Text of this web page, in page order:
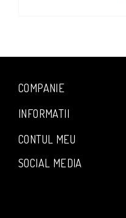
COMPANIE
INFORMATII
CONTUL MEU
SOCIAL MEDIA